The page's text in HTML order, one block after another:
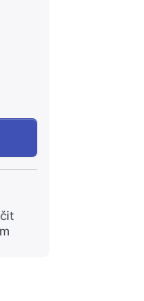
kout bílý/sklo A7